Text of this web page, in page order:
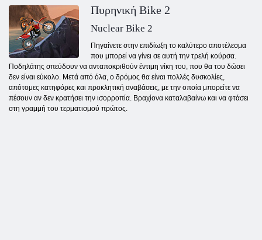
Πυρηνική Bike 2
Nuclear Bike 2
Πηγαίνετε στην επιδίωξη το καλύτερο αποτέλεσμα
που μπορεί να γίνει σε αυτή την τρελή κούρσα.
Ποδηλάτης σπεύδουν να ανταποκριθούν έντιμη νίκη του, που θα του δώσει
δεν είναι εύκολο. Μετά από όλα, ο δρόμος θα είναι πολλές δυσκολίες,
απότομες κατηφόρες και προκλητική αναβάσεις, με την οποία μπορείτε να
πέσουν αν δεν κρατήσει την ισορροπία. Βραχίονα καταλαβαίνω και να φτάσει
στη γραμμή του τερματισμού πρώτος.